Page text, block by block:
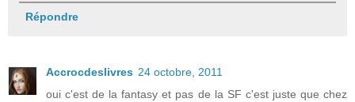
Répondre
Accrocdeslivres 24 octobre, 2011
oui c'est de la fantasy et pas de la SF c'est juste que chez